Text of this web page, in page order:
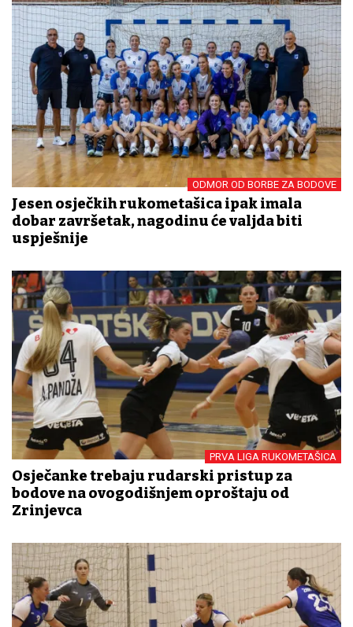
ODMOR OD BORBE ZA BODOVE
Jesen osječkih rukometašica ipak imala
dobar završetak, nagodinu će valjda biti
uspješnije
PRVA LIGA RUKOMETAŠICA
Osječanke trebaju rudarski pristup za
bodove na ovogodišnjem oproštaju od
Zrinjevca